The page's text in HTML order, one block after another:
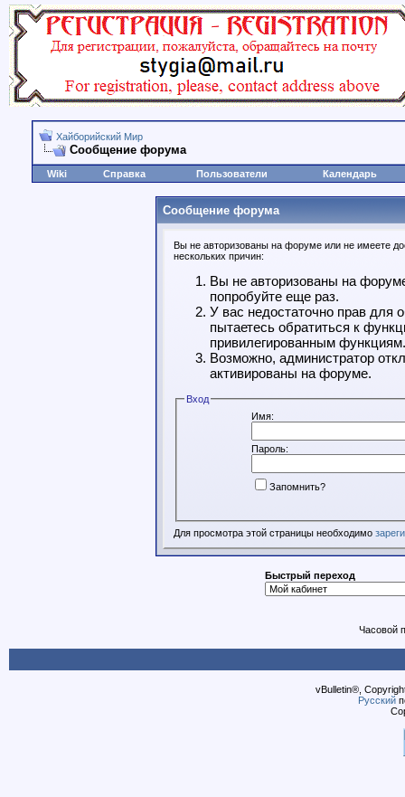
Хайборийский Мир
Сообщение форума
Wiki Справка Пользователи Календарь
Сообщение форума
Вы не авторизованы на форуме или не имеете
нескольких причин:
Вы не авторизованы на
попробуйте еще раз.
У вас недостаточно прав для
пытаетесь обратиться к
привилегированным функциям.
Возможно, администратор
активированы на форуме.
Вход
Имя:
Пароль:
Запомнить?
Для просмотра этой страницы необходимо
Быстрый переход
Часовой
vBulletin®,
Русский